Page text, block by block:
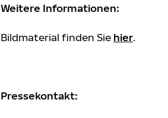
Weitere Informationen:
Bildmaterial finden Sie hier.
Pressekontakt: